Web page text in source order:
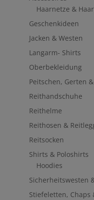
Haarnetze &
Geschenkideen
Jacken & Westen
Langarm- Shirts
Oberbekleidung
Peitschen, Gerten
Reithandschuhe
Reithelme
Reithosen &
Reitsocken
Shirts & Poloshirts
Hoodies
Sicherheitswesten
Stiefeletten, Chaps